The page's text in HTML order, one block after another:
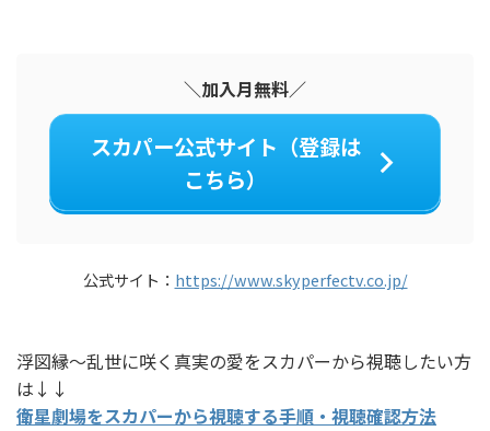
＼加入月無料／
スカパー公式サイト（登録は
こちら）
公式サイト： https://www.skyperfectv.co.jp/
浮図縁～乱世に咲く真実の愛をスカパーから視聴したい方
は↓↓
衛星劇場をスカパーから視聴する手順・視聴確認方法